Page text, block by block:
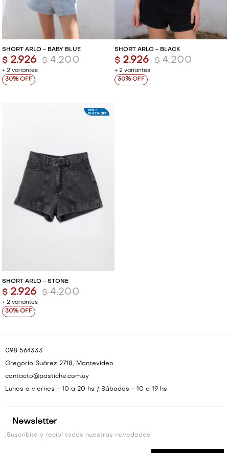
SHORT ARLO - BABY BLUE
+ 2 variantes
$ 2.926 $ 4.200
30
SHORT ARLO - BLACK
+ 2 variantes
$ 2.926 $ 4.200
30
SHORT ARLO - STONE
+ 2 variantes
$ 2.926 $ 4.200
30
Newsletter
¡Suscribite y recibí todas nuestras novedades!
098 564333
Gregorio Suárez 2718, Montevideo
contacto@pastiche.com.uy
Lunes a viernes - 10 a 20 hs / Sábados - 10 a 19 hs